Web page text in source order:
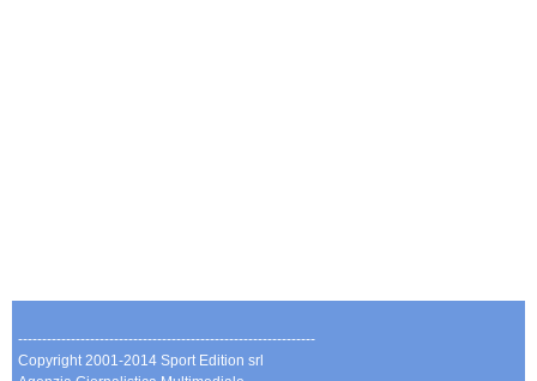
--------------------------------------------------------------
Copyright 2001-2014 Sport Edition srl